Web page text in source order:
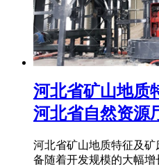
河北省矿山地质
河北省自然资源
河北省矿山地质特征及
备随着开发规模的大幅